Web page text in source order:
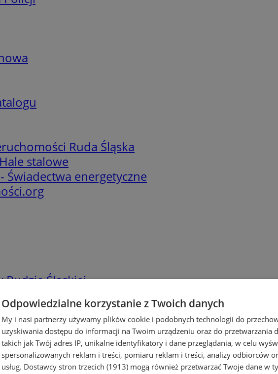
Ruda Śląska
stalowe
Świadectwa energetyczne
Rudzie Śląskiej
Odpowiedzialne korzystanie z Twoich danych
My i nasi partnerzy używamy plików cookie i podobnych technologii do
uzyskiwania dostępu do informacji na Twoim urządzeniu oraz do przetwarzania
takich jak Twój adres IP, unikalne identyfikatory i dane przeglądania, w celu
spersonalizowanych reklam i treści, pomiaru reklam i treści, analizy odbiorców
usług. Dostawcy stron trzecich (1913) mogą również przetwarzać Twoje dane w